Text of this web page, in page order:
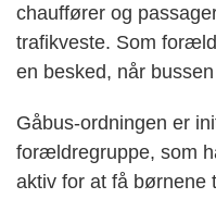
chauffører og
trafikveste. Som
en besked, når
Gåbus-ordningen er
forældregruppe, som
aktiv for at få børnene